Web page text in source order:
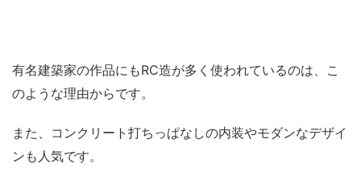
有名建築家の作品にもRC造が多く使われているのは、こ
のような理由からです。
また、コンクリート打ちっぱなしの内装やモダンなデザイ
ンも人気です。